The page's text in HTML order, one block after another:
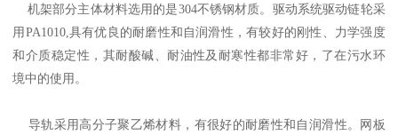
机架部分主体材料选用的是304不锈钢材质。驱动系统驱动链轮采
用PA1010,具有优良的耐磨性和自润滑性，有较好的刚性、力学强度
和介质稳定性，其耐酸碱、耐油性及耐寒性都非常好，了在污水环
境中的使用。
导轨采用高分子聚乙烯材料，有很好的耐磨性和自润滑性。网板